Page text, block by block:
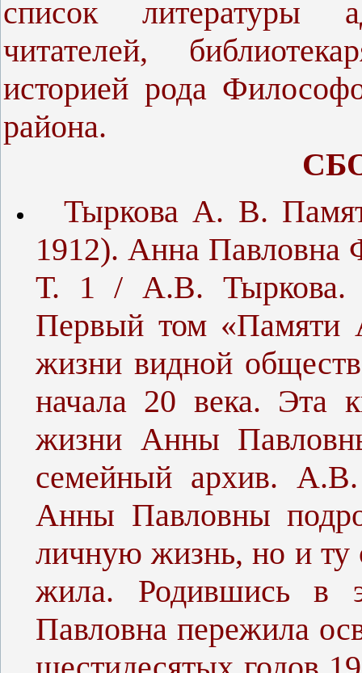
список литературы
читателей,
историей рода
района.
Тыркова А. В.
1912). Анна Павловна
Т. 1 / А.В. Тыркова.
Первый том «Памяти
жизни видной
начала 20 века. Эта
жизни Анны
семейный архив. А.В.
Анны Павловны
личную жизнь, но и ту
жила. Родившись в
Павловна пережила